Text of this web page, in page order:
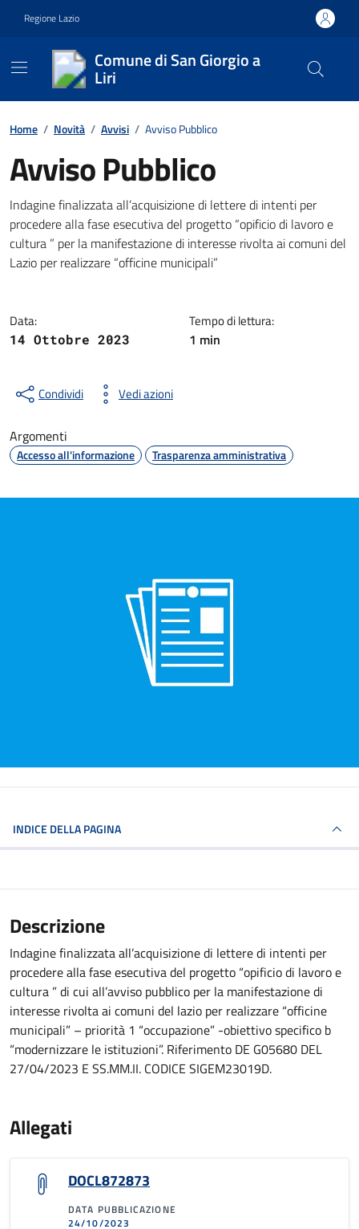
Regione Lazio
Comune di San Giorgio a
Liri
Contenuti in evidenza
Home / Novità / Avvisi / Avviso Pubblico
Avviso Pubblico
Dettagli della notizia
Indagine finalizzata all’acquisizione di lettere di intenti per
procedere alla fase esecutiva del progetto “opificio di lavoro e
cultura ” per la manifestazione di interesse rivolta ai comuni del
Lazio per realizzare “officine municipali”
Data:
14 Ottobre 2023
Tempo di lettura:
1 min
Condividi Vedi azioni
Argomenti
Accesso all'informazione Trasparenza amministrativa
INDICE DELLA PAGINA
Descrizione
Indagine finalizzata all’acquisizione di lettere di intenti per
procedere alla fase esecutiva del progetto “opificio di lavoro e
cultura ” di cui all’avviso pubblico per la manifestazione di
interesse rivolta ai comuni del lazio per realizzare “officine
municipali” – priorità 1 “occupazione” -obiettivo specifico b
“modernizzare le istituzioni”. Riferimento DE G05680 DEL
27/04/2023 E SS.MM.II. CODICE SIGEM23019D.
Allegati
DOCL872873
DATA PUBBLICAZIONE
24/10/2023